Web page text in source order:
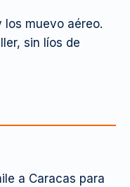
los muevo aéreo.
sin líos de
a Caracas para